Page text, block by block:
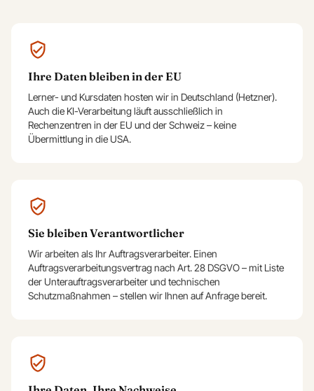
Ihre Daten bleiben in der EU
Lerner- und Kursdaten hosten wir in Deutschland (Hetzner).
Auch die KI-Verarbeitung läuft ausschließlich in
Rechenzentren in der EU und der Schweiz – keine
Übermittlung in die USA.
Sie bleiben Verantwortlicher
Wir arbeiten als Ihr Auftragsverarbeiter. Einen
Auftragsverarbeitungsvertrag nach Art. 28 DSGVO – mit Liste
der Unterauftragsverarbeiter und technischen
Schutzmaßnahmen – stellen wir Ihnen auf Anfrage bereit.